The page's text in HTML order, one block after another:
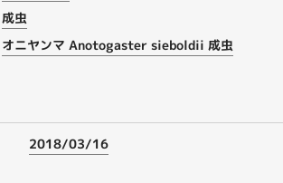
成虫
オニヤンマ Anotogaster sieboldii 成虫
2018/03/16